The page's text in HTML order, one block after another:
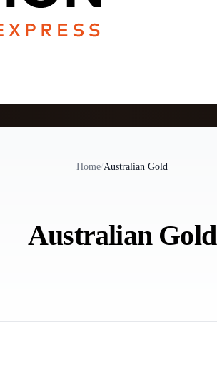
Home/Australian Gold
Australian Gold